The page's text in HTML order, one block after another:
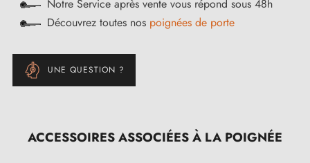
Notre Service après vente vous répond sous 48h
Découvrez toutes nos poignées de porte
UNE QUESTION ?
ACCESSOIRES ASSOCIÉES À LA POIGNÉE